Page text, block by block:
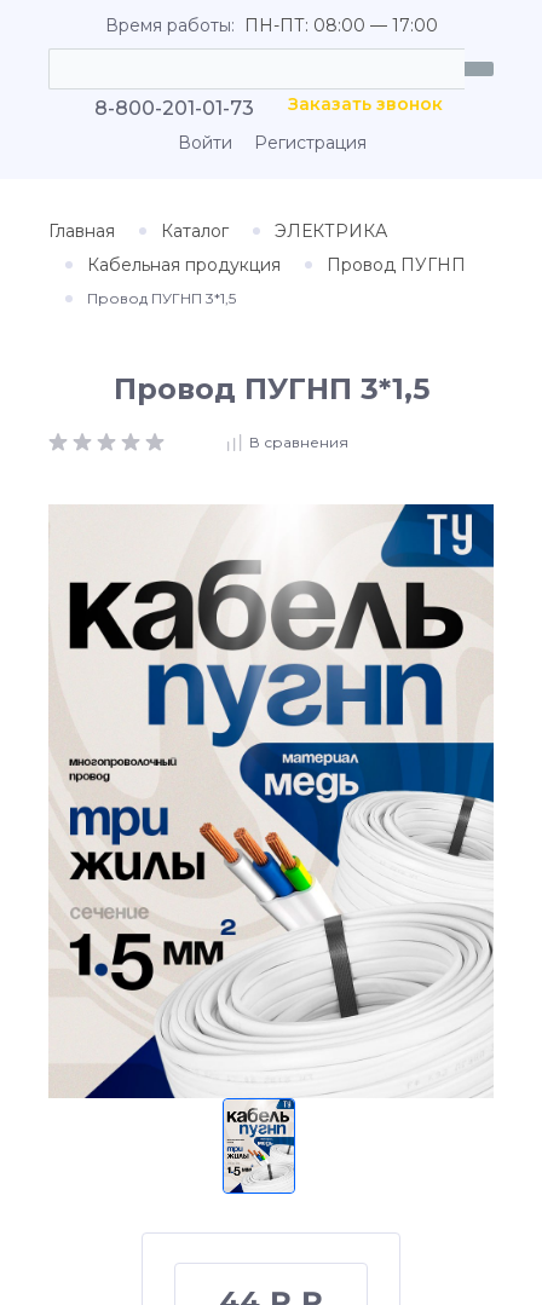
Время работы: ПН-ПТ: 08:00 — 17:00
8-800-201-01-73
Заказать звонок
Войти
Регистрация
Главная Каталог
ЭЛЕКТРИКА
Кабельная продукция
Провод ПУГНП
Провод ПУГНП 3*1,5
Провод ПУГНП 3*1,5
В сравнения